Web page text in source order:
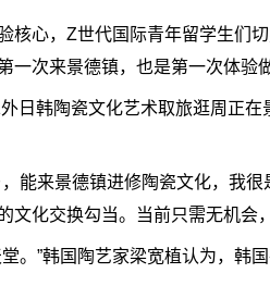
心，Z世代国际青年留学生们切
一次来景德镇，也是第一次体验
韩陶瓷文化艺术取旅逛周正在
来景德镇进修陶瓷文化，我很
文化交换勾当。当前只需无机会
”韩国陶艺家梁宽植认为，韩